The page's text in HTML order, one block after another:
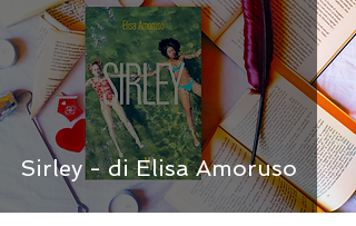
Sirley - di Elisa Amoruso